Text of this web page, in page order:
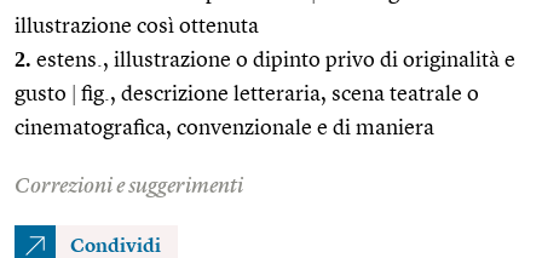
illustrazione così ottenuta
2. estens., illustrazione o dipinto privo di originalità e
gusto
fig., descrizione letteraria, scena teatrale o
cinematografica, convenzionale e di maniera
Correzioni e suggerimenti
Condividi